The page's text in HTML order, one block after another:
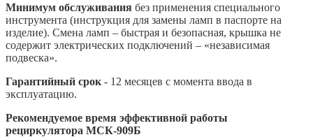
Минимум обслуживания без применения специального
инструмента (инструкция для замены ламп в паспорте на
изделие). Смена ламп – быстрая и безопасная, крышка не
содержит электрических подключений – «независимая
подвеска».
Гарантийный срок - 12 месяцев с момента ввода в
эксплуатацию.
Рекомендуемое время эффективной работы
рециркулятора МСК-909Б